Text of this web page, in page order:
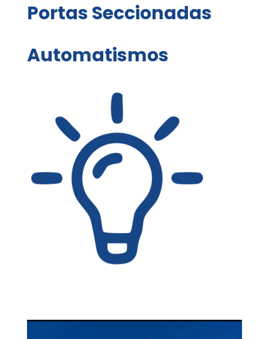
Portas Seccionadas
Automatismos